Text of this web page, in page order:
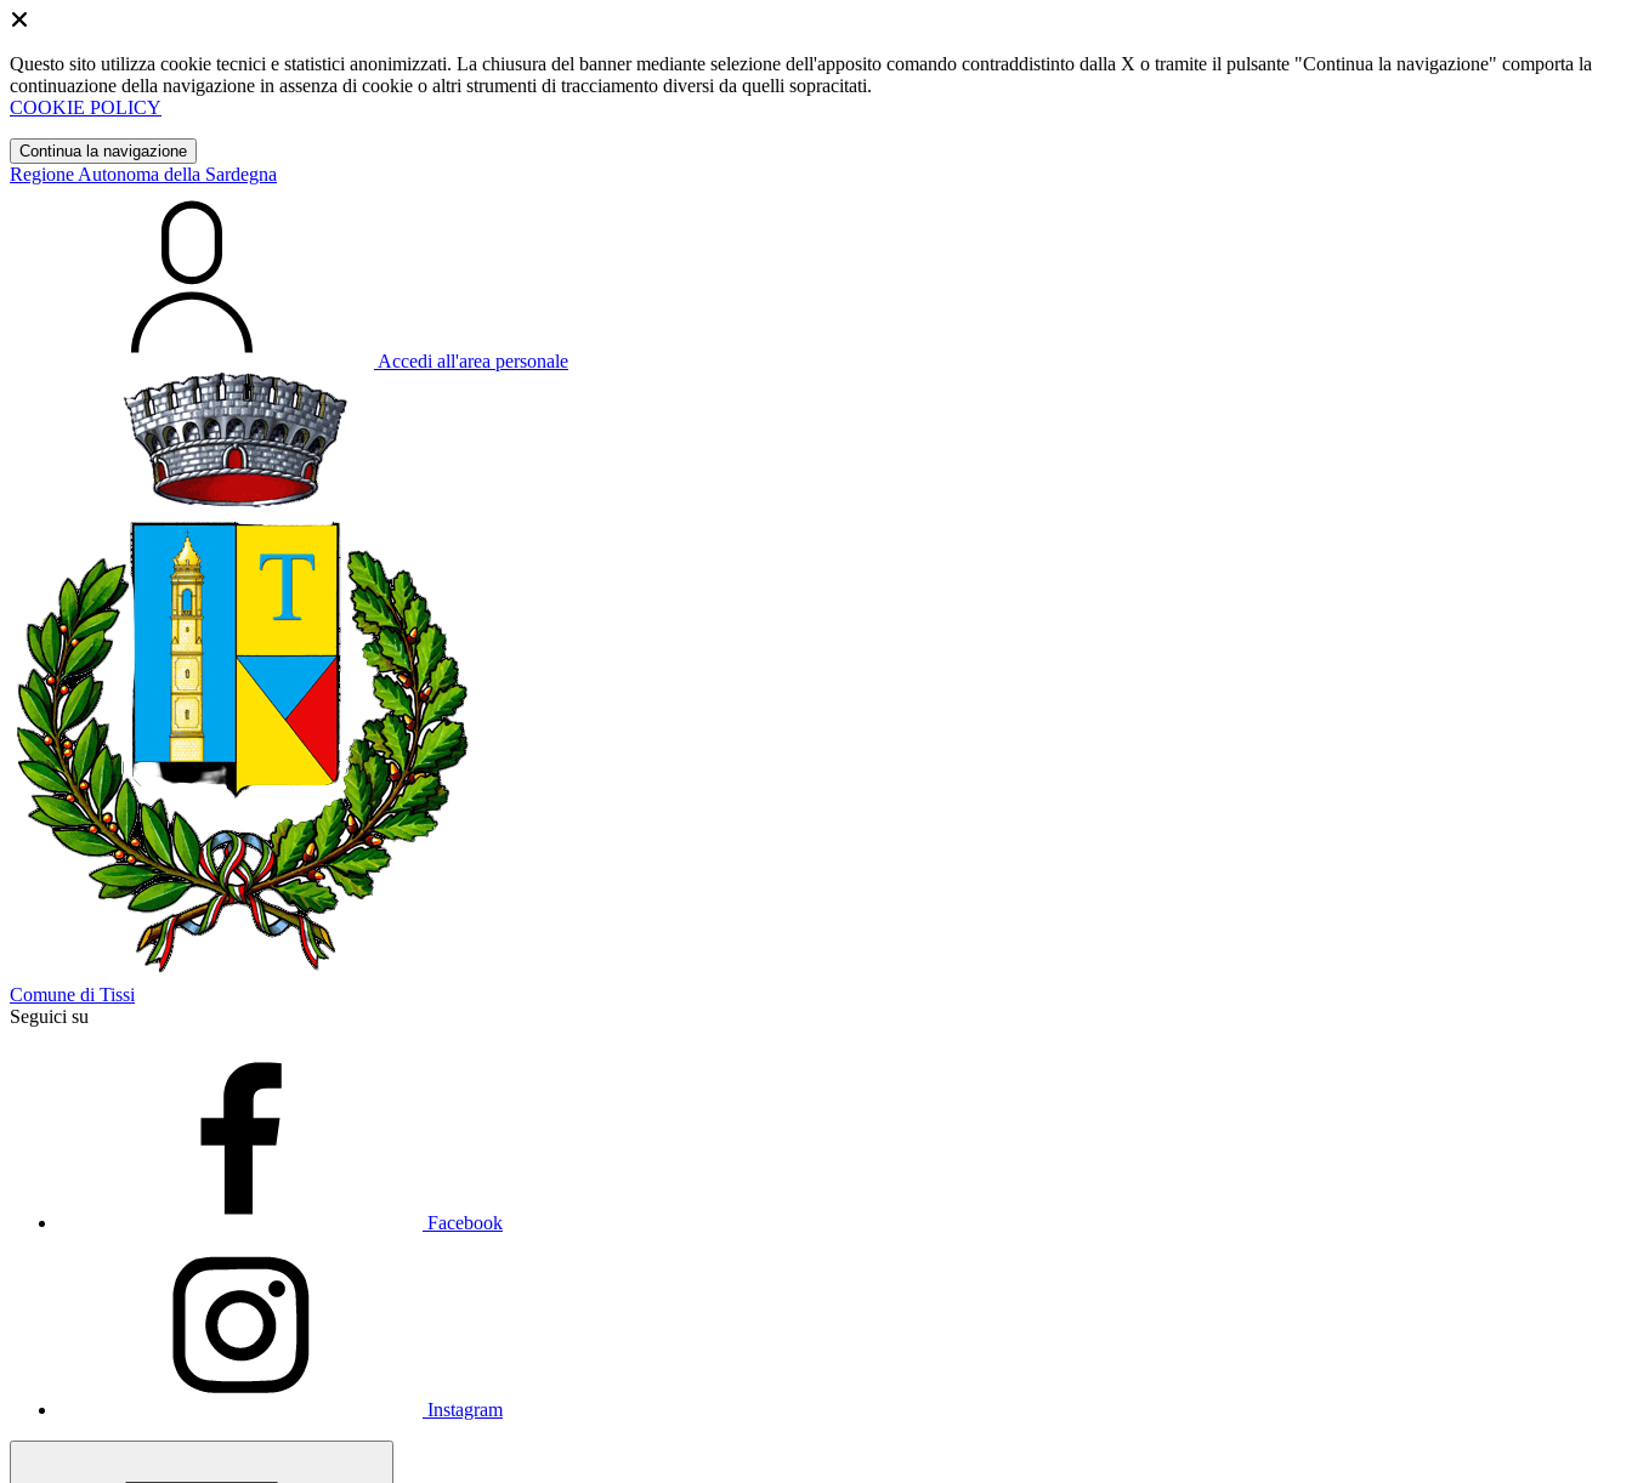
Questo sito utilizza cookie tecnici e statistici anonimizzati. La chiusura del banner mediante selezione dell'apposito comando contraddistinto dalla X o tramite il pulsante "Continua la navigazione" comporta la
continuazione della navigazione in assenza di cookie o altri strumenti di tracciamento diversi da quelli sopracitati.
COOKIE POLICY
Continua la navigazione
Regione Autonoma della Sardegna
Accedi all'area personale
Comune di Tissi
Seguici su
Facebook
Instagram